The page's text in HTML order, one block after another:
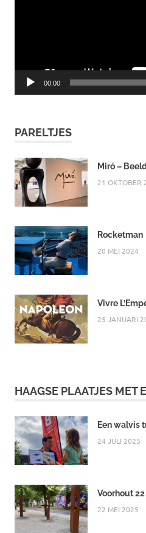
00:00
PARELTJES
Miró –
21 OKTOBER
Rocketman
20 MEI 2024
Vivre
25 JANUARI
HAAGSE PLAATJES MET
Een walvis
24 JULI 2025
Voorhout
22 MEI 2025